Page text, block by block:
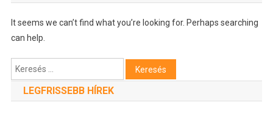
It seems we can’t find what you’re looking for. Perhaps searching
can help.
Keresés:
LEGFRISSEBB HÍREK